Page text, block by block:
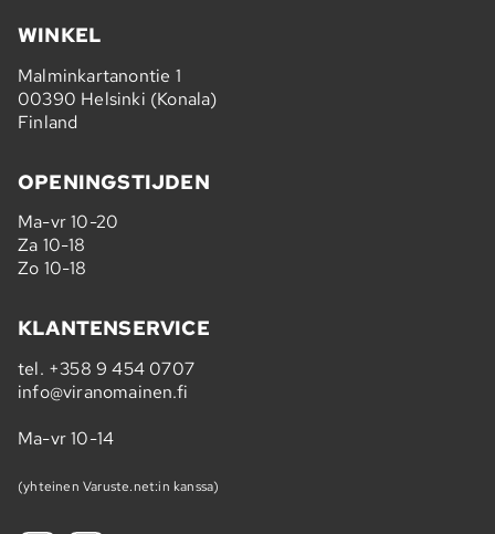
WINKEL
Malminkartanontie 1
00390 Helsinki (Konala)
Finland
OPENINGSTIJDEN
Ma-vr 10-20
Za 10-18
Zo 10-18
KLANTENSERVICE
tel. +358 9 454 0707
info@viranomainen.fi
Ma-vr 10-14
(yhteinen Varuste.net:in kanssa)